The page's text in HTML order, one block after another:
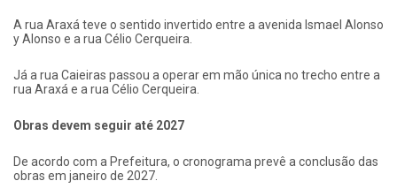
A rua Araxá teve o sentido invertido entre a avenida Ismael Alonso
y Alonso e a rua Célio Cerqueira.
Já a rua Caieiras passou a operar em mão única no trecho entre a
rua Araxá e a rua Célio Cerqueira.
Obras devem seguir até 2027
De acordo com a Prefeitura, o cronograma prevê a conclusão das
obras em janeiro de 2027.